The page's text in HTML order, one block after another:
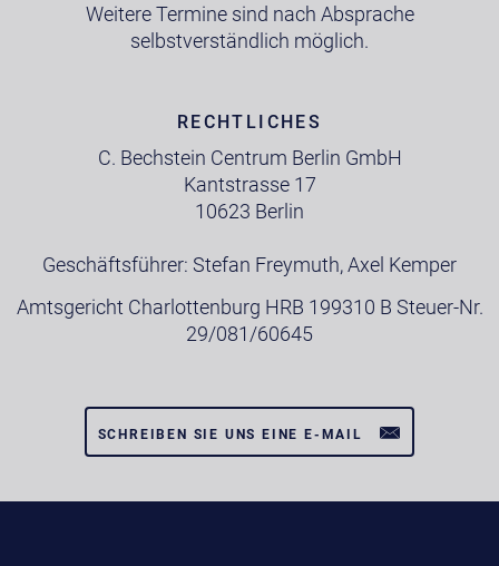
Weitere Termine sind nach Absprache
selbstverständlich möglich.
RECHTLICHES
C. Bechstein Centrum Berlin GmbH
Kantstrasse 17
10623 Berlin
Geschäftsführer: Stefan Freymuth, Axel Kemper
Amtsgericht Charlottenburg HRB 199310 B Steuer-Nr.
29/081/60645
SCHREIBEN SIE UNS EINE E-MAIL